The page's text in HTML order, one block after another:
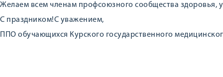
Желаем всем членам профсоюзного сообщества здоровья,
С праздником!С уважением,
ППО обучающихся Курского государственного